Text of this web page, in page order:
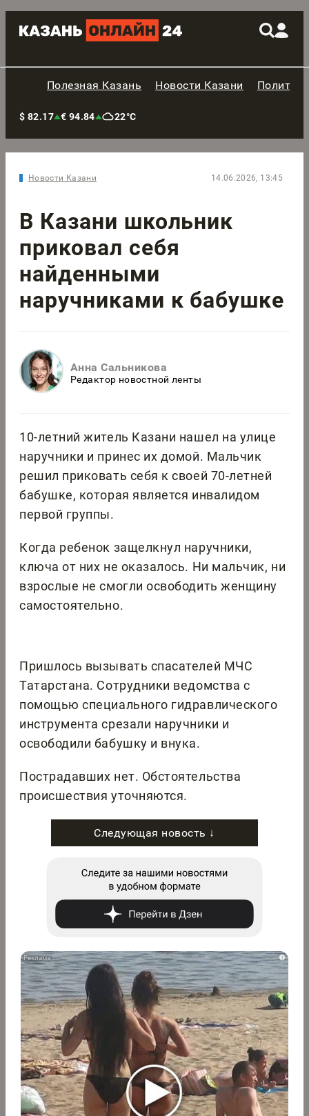
Полезная Казань Новости Казани
$ 82.17 € 94.84 22°C
Новости Казани 14.06.2026, 13:45
В Казани школьник
приковал себя
найденными
наручниками к бабушке
Анна Сальникова
Редактор новостной ленты
10-летний житель Казани нашел на улице
наручники и принес их домой. Мальчик
решил приковать себя к своей 70-летней
бабушке, которая является инвалидом
первой группы.
Когда ребенок защелкнул наручники,
ключа от них не оказалось. Ни мальчик, ни
взрослые не смогли освободить женщину
самостоятельно.
Пришлось вызывать спасателей МЧС
Татарстана. Сотрудники ведомства с
помощью специального гидравлического
инструмента срезали наручники и
освободили бабушку и внука.
Пострадавших нет. Обстоятельства
происшествия уточняются.
Следующая новость ↓
i